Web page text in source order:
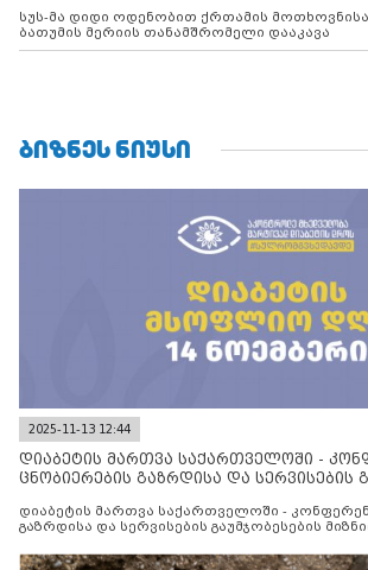
სუს-მა დიდი ოდენობით ქრთამის მოთხოვნისა და აღების ფაქტზე
ბათუმის მერიის თანამშრომელი დააკავა
ᲑᲘᲖᲜᲔᲡ ᲜᲘᲣᲡᲘ
2025-11-13 12:44
დიაბეტის მართვა საქართველოში -
ცნობიერების გაზრდისა და სერვისების
დიაბეტის მართვა საქართველოში -
გაზრდისა და სერვისების გაუმჯობესების